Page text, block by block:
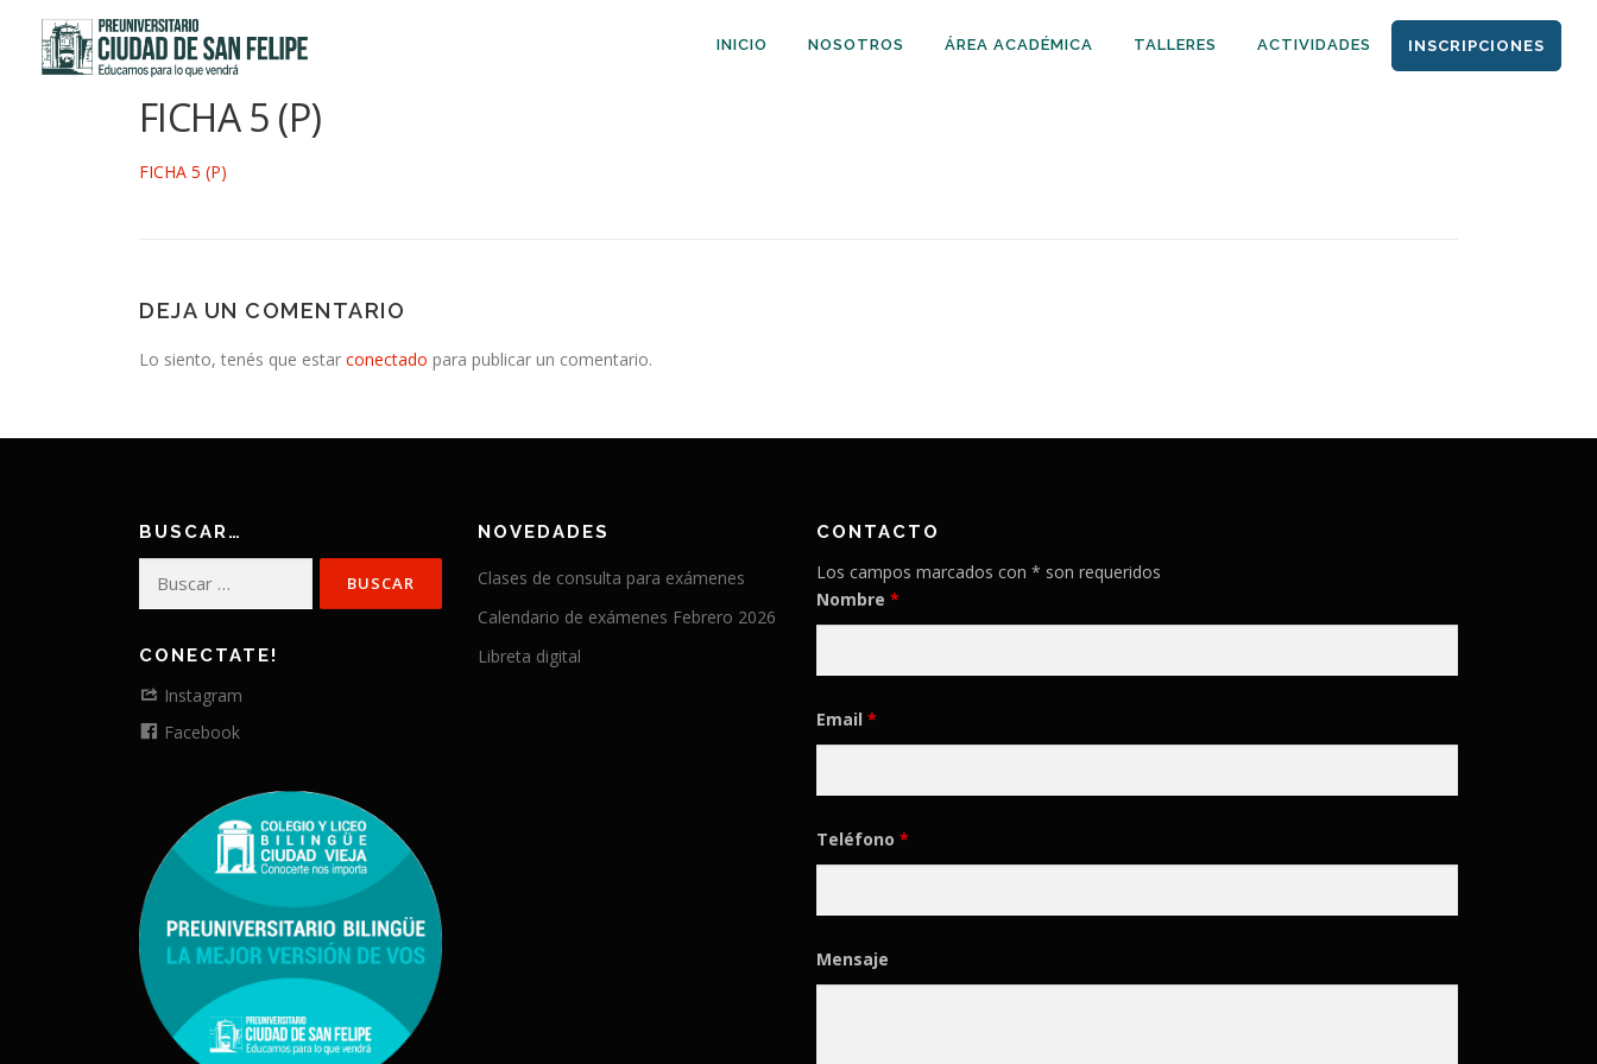
contenido
INICIO NOSOTROS ÁREA ACADÉMICA TALLERES ACTIVIDADES INSCRIPCIONES
FICHA 5 (P)
FICHA 5 (P)
DEJA UN COMENTARIO
Lo siento, tenés que estar conectado para publicar un comentario.
BUSCAR…
CONECTATE!
Instagram
Facebook
NOVEDADES
Clases de consulta para exámenes
Calendario de exámenes Febrero 2026
Libreta digital
CONTACTO
Los campos marcados con * son requeridos
Nombre *
Email *
Teléfono *
Mensaje